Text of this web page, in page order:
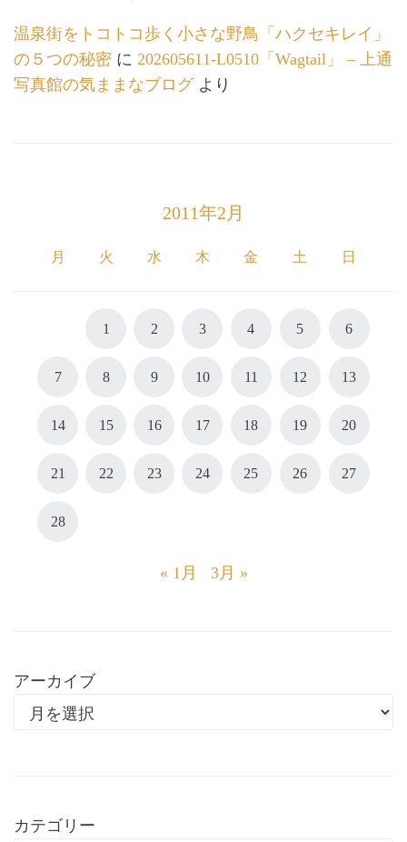
温泉街をトコトコ歩く小さな野鳥「ハクセキレイ」
の５つの秘密 に 202605611-L0510「Wagtail」 – 上通
写真館の気ままなブログより
2011年2月
月 火 水 木 金 土 日
1 2 3 4 5 6
7 8 9 10 11 12 13
14 15 16 17 18 19 20
21 22 23 24 25 26 27
28
« 1月 3月 »
アーカイブ
カテゴリー